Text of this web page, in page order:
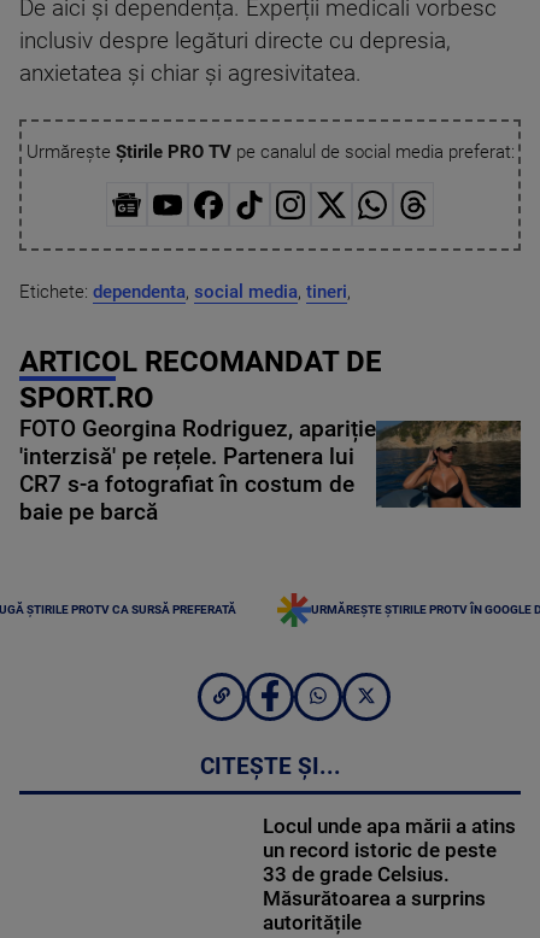
De aici și dependența. Experții medicali vorbesc
inclusiv despre legături directe cu depresia,
anxietatea și chiar și agresivitatea.
Urmărește Știrile PRO TVpe canalul de social media preferat:
Etichete: dependenta, social media, tineri,
ARTICOL RECOMANDAT DE
SPORT.RO
FOTO Georgina Rodriguez, apariție
'interzisă' pe rețele. Partenera lui
CR7 s-a fotografiat în costum de
baie pe barcă
ȘTIRILE PROTV CA SURSĂ PREFERATĂ URMĂREȘTE ȘTIRILE PROTV ÎN GOOGLE
CITEȘTE ȘI...
Locul unde apa mării a atins
un record istoric de peste
33 de grade Celsius.
Măsurătoarea a surprins
autoritățile